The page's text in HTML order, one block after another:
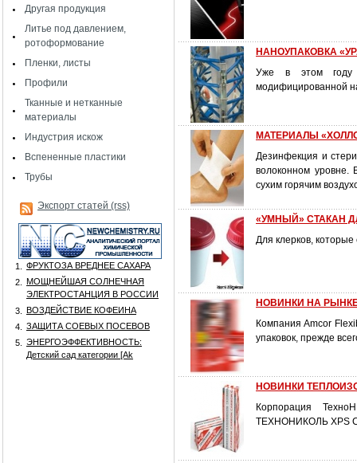
Другая продукция
Литье под давлением,
ротоформование
Пленки, листы
Профили
Тканные и нетканные
материалы
Индустрия искож
Вспененные пластики
Трубы
Экспорт статей (rss)
1.
ФРУКТОЗА ВРЕДНЕЕ САХАРА
2.
МОЩНЕЙШАЯ СОЛНЕЧНАЯ
ЭЛЕКТРОСТАНЦИЯ В РОССИИ
3.
ВОЗДЕЙСТВИЕ КОФЕИНА
4.
ЗАЩИТА СОЕВЫХ ПОСЕВОВ
5.
ЭНЕРГОЭФФЕКТИВНОСТЬ:
Детский сад категории [Аk
НАНОУПАКОВКА
Уже в этом году
модифицированной
МАТЕРИАЛЫ
Дезинфекция и
волоконном уровне.
сухим горячим
«УМНЫЙ» СТАКАН
Для клерков,
НОВИНКИ НА
Компания Amcor
упаковок, прежде
НОВИНКИ
Корпорация
ТЕХНОНИКОЛЬ XPS